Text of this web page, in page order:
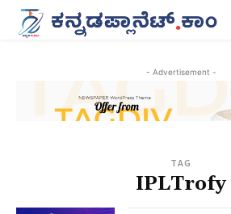
- Advertisement -
TAG
IPLTrofy